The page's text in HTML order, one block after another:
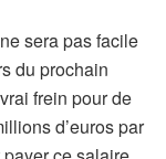
sera pas facile
du prochain
frein pour de
d’euros par